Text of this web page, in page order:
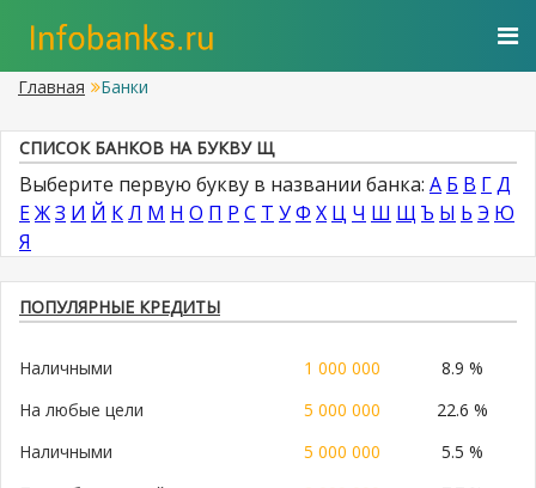
Главная Банки
СПИСОК БАНКОВ НА БУКВУ Щ
Выберите первую букву в названии банка: А Б В ГД
ЕЖЗ И Й КЛ М Н О П Р С Т УФ Х Ц Ч Ш Щ Ъ Ы Ь Э Ю
Я
ПОПУЛЯРНЫЕ КРЕДИТЫ
Наличными 1 000 000
8.9 %
На любые цели
5 000 000
22.6 %
Наличными
5 000 000
5.5 %